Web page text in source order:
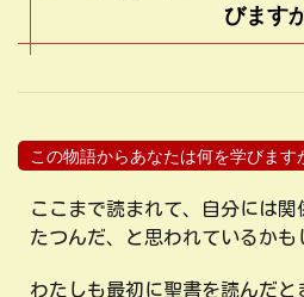
びます
この物語からあなたは何を学びます
ここまで読まれて、自分には
たつんだ、と思われているかも
わたしも最初に聖書を読んだ